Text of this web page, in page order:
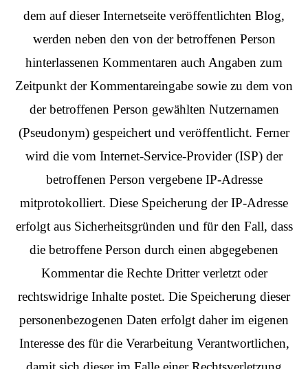
dem auf dieser Internetseite veröffentlichten Blog,
werden neben den von der betroffenen Person
hinterlassenen Kommentaren auch Angaben zum
Zeitpunkt der Kommentareingabe sowie zu dem von
der betroffenen Person gewählten Nutzernamen
(Pseudonym) gespeichert und veröffentlicht. Ferner
wird die vom Internet-Service-Provider (ISP) der
betroffenen Person vergebene IP-Adresse
mitprotokolliert. Diese Speicherung der IP-Adresse
erfolgt aus Sicherheitsgründen und für den Fall, dass
die betroffene Person durch einen abgegebenen
Kommentar die Rechte Dritter verletzt oder
rechtswidrige Inhalte postet. Die Speicherung dieser
personenbezogenen Daten erfolgt daher im eigenen
Interesse des für die Verarbeitung Verantwortlichen,